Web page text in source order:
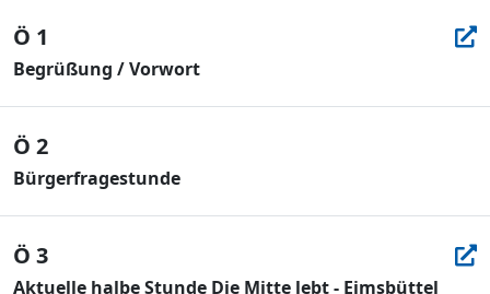
Ö 1
Begrüßung / Vorwort
Ö 2
Bürgerfragestunde
Ö 3
Aktuelle halbe Stunde Die Mitte lebt - Eimsbüttel